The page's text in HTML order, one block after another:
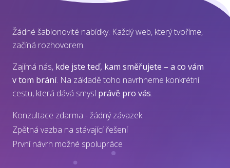
Žádné šablonovité nabídky. Každý web, který tvoříme,
začíná rozhovorem.
Zajímá nás, kde jste teď, kam směřujete – a co vám
v tom brání. Na základě toho navrhneme konkrétní
cestu, která dává smysl právě pro vás.
Konzultace zdarma - žádný závazek
Zpětná vazba na stávající řešení
První návrh možné spolupráce